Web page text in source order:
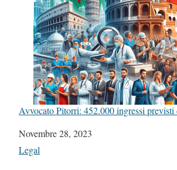
Avvocato Pitorri: 452.000 ingressi
Data
Novembre 28, 2023
In relazione a
Legal